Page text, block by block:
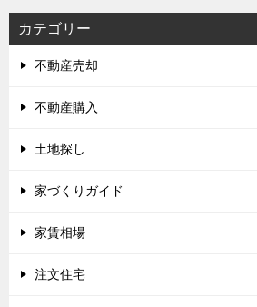
カテゴリー
不動産売却
不動産購入
土地探し
家づくりガイド
家賃相場
注文住宅